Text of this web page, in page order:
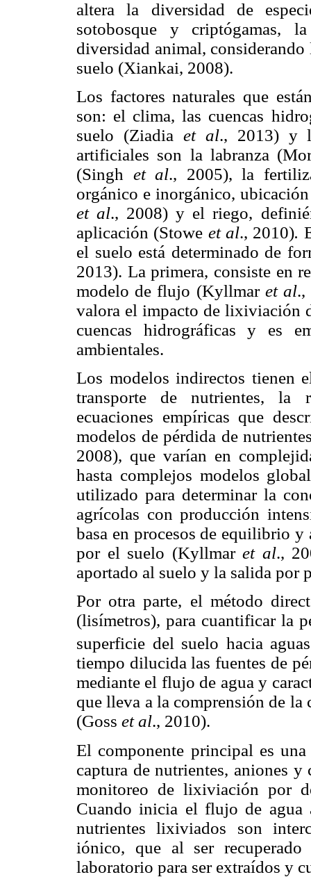
altera la diversidad de
sotobosque y criptógamas,
diversidad animal,
suelo (Xiankai, 2008).
Los factores naturales que
son: el clima, las cuencas
suelo (Ziadia et al., 2013) y
artificiales son la labranza
(Singh et al., 2005), la
orgánico e inorgánico,
et al., 2008) y el riego,
aplicación (Stowe et al., 2010).
el suelo está determinado de
2013). La primera, consiste en
modelo de flujo (Kyllmar et al.,
valora el impacto de lixiviación
cuencas hidrográficas y es
ambientales.
Los modelos indirectos tienen
transporte de nutrientes, la
ecuaciones empíricas que
modelos de pérdida de
2008), que varían en
hasta complejos modelos
utilizado para determinar la
agrícolas con producción
basa en procesos de equilibrio
por el suelo (Kyllmaret al.,
aportado al suelo y la salida por
Por otra parte, el método
(lisímetros), para cuantificar la
superficie del suelo hacia
tiempo dilucida las fuentes de
mediante el flujo de agua y
que lleva a la comprensión de
(Goss et al., 2010).
El componente principal es
captura de nutrientes, aniones
monitoreo de lixiviación por
Cuando inicia el flujo de agua
nutrientes lixiviados son
iónico, que al ser
laboratorio para ser extraídos y